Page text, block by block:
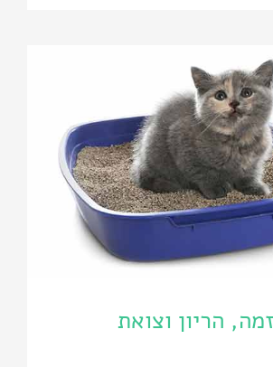
הריון וצואת